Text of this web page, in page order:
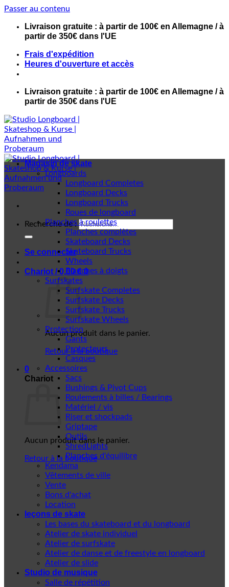
Passer au contenu
Livraison gratuite : à partir de 100€ en Allemagne / à
partir de 350€ dans l'UE
Frais d'expédition
Heures d'ouverture et accès
Livraison gratuite : à partir de 100€ en Allemagne / à
partir de 350€ dans l'UE
Recherche de :
Se connecter
Chariot /0,00€ 0
Aucun produit dans le panier.
Retour à la boutique
0
Chariot
Aucun produit dans le panier.
Retour à la boutique
Magasin de skate
Longboards
Longboard Completes
Longboard Decks
Longboard Trucks
Roues de longboard
Planches à roulettes
Planches complètes
Skateboard Decks
Skateboard Trucks
Wheels
Planches à doigts
Surfskates
Surfskate Completes
Surfskate Decks
Surfskate Trucks
Surfskate Wheels
Protection
Gants
Protecteurs
Casques
Accessoires
Sacs
Bushings & Pivot Cups
Roulements à billes / Bearings
Matériel / vis
Riser et shockpads
Griptape
Outils
ShredLights
Planches d'équilibre
Kendama
Vêtements de ville
Vente
Bons d'achat
Location
leçons de skate
Les bases du skateboard et du longboard
Atelier de skate individuel
Atelier de surfskate
Atelier de danse et de freestyle en longboard
Atelier de slide
Studio de musique
Salle de répétition